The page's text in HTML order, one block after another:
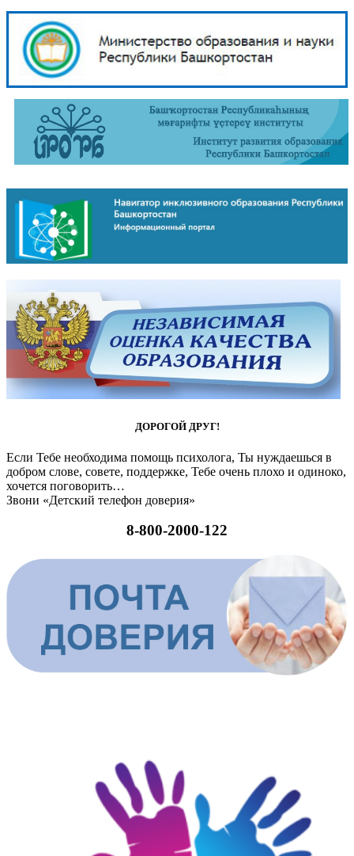
ДОРОГОЙ ДРУГ!
Если Тебе необходима помощь психолога, Ты нуждаешься в
добром слове, совете, поддержке, Тебе очень плохо и одиноко,
хочется поговорить…
Звони «Детский телефон доверия»
8-800-2000-122